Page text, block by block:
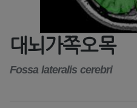
대뇌가쪽오목
Fossa lateralis cerebri